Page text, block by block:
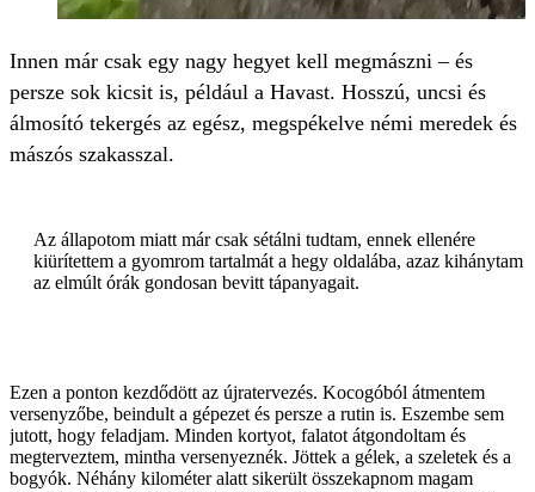
Innen már csak egy nagy hegyet kell megmászni – és
persze sok kicsit is, például a Havast. Hosszú, uncsi és
álmosító tekergés az egész, megspékelve némi meredek és
mászós szakasszal.
Az állapotom miatt már csak sétálni tudtam, ennek ellenére
kiürítettem a gyomrom tartalmát a hegy oldalába, azaz kihánytam
az elmúlt órák gondosan bevitt tápanyagait.
Ezen a ponton kezdődött az újratervezés. Kocogóból átmentem
versenyzőbe, beindult a gépezet és persze a rutin is. Eszembe sem
jutott, hogy feladjam. Minden kortyot, falatot átgondoltam és
megterveztem, mintha versenyeznék. Jöttek a gélek, a szeletek és a
bogyók. Néhány kilométer alatt sikerült összekapnom magam